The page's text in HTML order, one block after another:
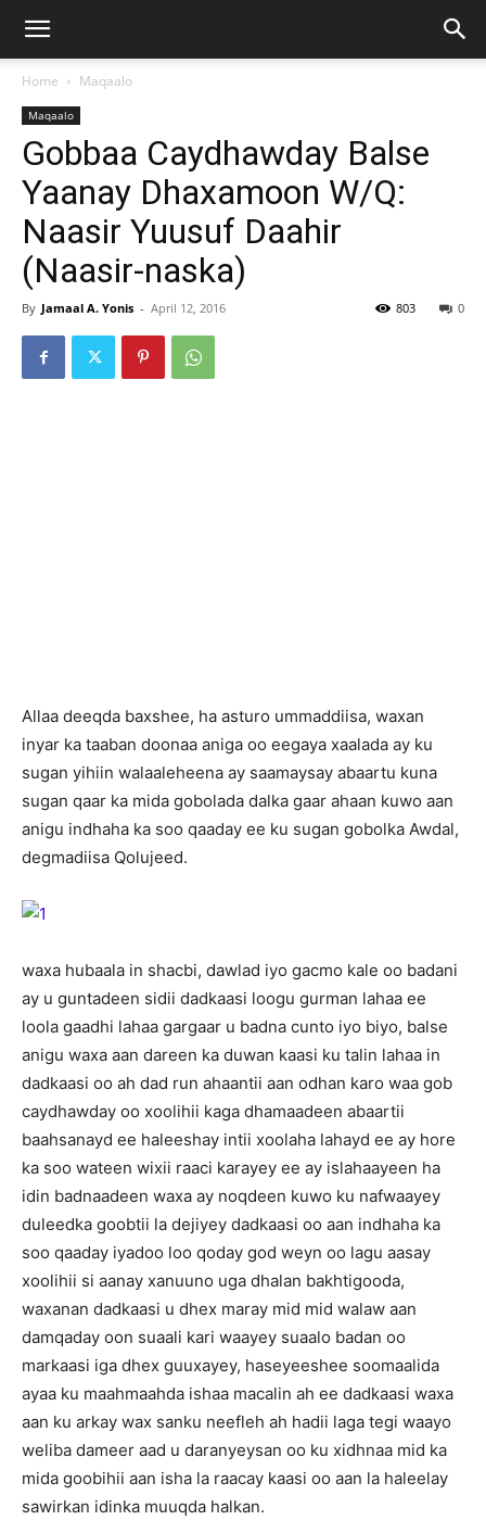
Home Maqaalo
Maqaalo
Gobbaa Caydhawday Balse
Yaanay Dhaxamoon W/Q:
Naasir Yuusuf Daahir
(Naasir-naska)
By Jamaal A. Yonis - April 12, 2016 0
803
Allaa deeqda baxshee, ha asturo ummaddiisa, waxan
inyar ka taaban doonaa aniga oo eegaya xaalada ay ku
sugan yihiin walaaleheena ay saamaysay abaartu kuna
sugan qaar ka mida gobolada dalka gaar ahaan kuwo aan
anigu indhaha ka soo qaaday ee ku sugan gobolka Awdal,
degmadiisa Qolujeed.
waxa hubaala in shacbi, dawlad iyo gacmo kale oo badani
ay u guntadeen sidii dadkaasi loogu gurman lahaa ee
loola gaadhi lahaa gargaar u badna cunto iyo biyo, balse
anigu waxa aan dareen ka duwan kaasi ku talin lahaa in
dadkaasi oo ah dad run ahaantii aan odhan karo waa gob
caydhawday oo xoolihii kaga dhamaadeen abaartii
baahsanayd ee haleeshay intii xoolaha lahayd ee ay hore
ka soo wateen wixii raaci karayey ee ay islahaayeen ha
idin badnaadeen waxa ay noqdeen kuwo ku nafwaayey
duleedka goobtii la dejiyey dadkaasi oo aan indhaha ka
soo qaaday iyadoo loo qoday god weyn oo lagu aasay
xoolihii si aanay xanuuno uga dhalan bakhtigooda,
waxanan dadkaasi u dhex maray mid mid walaw aan
damqaday oon suaali kari waayey suaalo badan oo
markaasi iga dhex guuxayey, haseyeeshee soomaalida
ayaa ku maahmaahda ishaa macalin ah ee dadkaasi waxa
aan ku arkay wax sanku neefleh ah hadii laga tegi waayo
weliba dameer aad u daranyeysan oo ku xidhnaa mid ka
mida goobihii aan isha la raacay kaasi oo aan la haleelay
sawirkan idinka muuqda halkan.